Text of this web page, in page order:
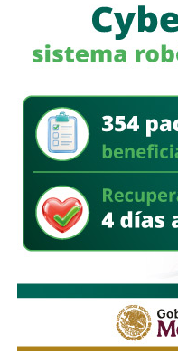
Históricamente
consolidó como una
importantes de España
que la dejó al borde de
pasada, hasta queel
necesario para salvar
su principal accionista.
con proyectos de la